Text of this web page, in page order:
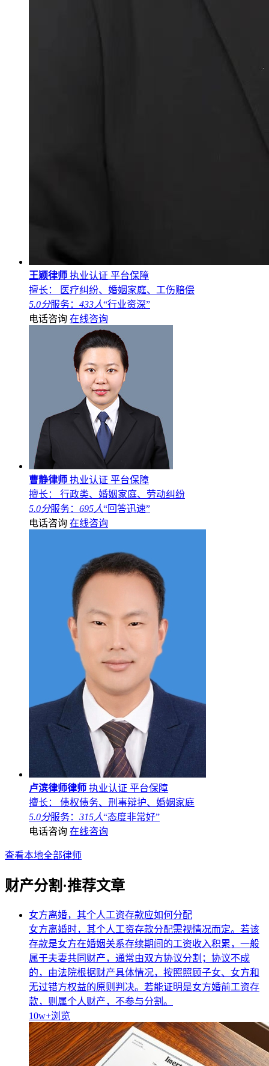
王颖律师 执业认证 平台保障
擅长： 医疗纠纷、婚姻家庭、工伤赔偿
5.0分服务： 433人“行业资深”
电话咨询 在线咨询
曹静律师 执业认证 平台保障
擅长： 行政类、婚姻家庭、劳动纠纷
5.0分服务： 695人“回答迅速”
电话咨询 在线咨询
卢滨律师律师 执业认证 平台保障
擅长： 债权债务、刑事辩护、婚姻家庭
5.0分服务： 315人“态度非常好”
电话咨询 在线咨询
查看本地全部律师
财产分割·推荐文章
女方离婚，其个人工资存款应如何分配
女方离婚时，其个人工资存款分配需视情况而定。若该
存款是女方在婚姻关系存续期间的工资收入积累，一般
属于夫妻共同财产，通常由双方协议分割；协议不成
的，由法院根据财产具体情况，按照照顾子女、女方和
无过错方权益的原则判决。若能证明是女方婚前工资存
款，则属个人财产，不参与分割。
10w+浏览